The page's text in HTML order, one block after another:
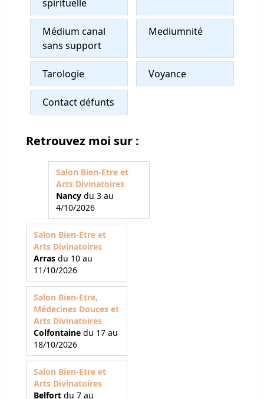
spirituelle
Médium canal
sans support
Mediumnité
Tarologie Voyance
Contact défunts
Retrouvez moi sur :
Salon Bien-Etre et
Arts Divinatoires
Nancydu 3 au
4/10/2026
Salon Bien-Etre et
Arts Divinatoires
Arras du 10 au
11/10/2026
Salon Bien-Etre,
Médecines Douces et
Arts Divinatoires
Colfontaine du 17 au
18/10/2026
Salon Bien-Etre et
Arts Divinatoires
Belfort du 7 au